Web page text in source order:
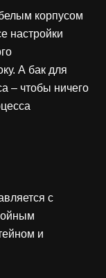
корпусом
настройки
А бак для
– чтобы ничего
с
и